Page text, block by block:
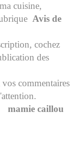
cuisine,
Avis de
cochez
des
commentaires
mamie caillou